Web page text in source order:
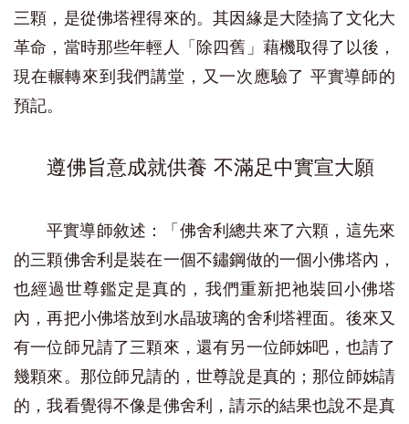
三顆，是從佛塔裡得來的。其因緣是大陸搞了文化大
革命，當時那些年輕人「除四舊」藉機取得了以後，
現在輾轉來到我們講堂，又一次應驗了 平實導師的
預記。
遵佛旨意成就供養 不滿足中實宣大願
平實導師敘述：「佛舍利總共來了六顆，這先來
的三顆佛舍利是裝在一個不鏽鋼做的一個小佛塔內，
也經過世尊鑑定是真的，我們重新把祂裝回小佛塔
內，再把小佛塔放到水晶玻璃的舍利塔裡面。後來又
有一位師兄請了三顆來，還有另一位師姊吧，也請了
幾顆來。那位師兄請的，世尊說是真的；那位師姊請
的，我看覺得不像是佛舍利，請示的結果也說不是真